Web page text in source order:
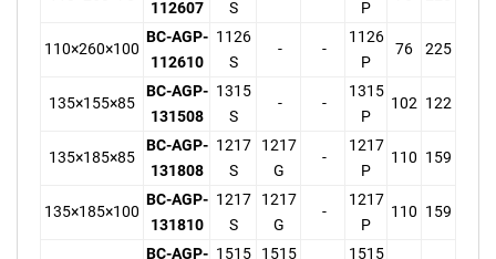
112607
S
P
110×260×100
BC-AGP-
112610
1126
S
- -
1126
P
76 225
135×155×85
BC-AGP-
131508
1315
S
- -
1315
P
102 122
135×185×85
BC-AGP-
131808
1217
S
1217
G
-
1217
P
110 159
135×185×100
BC-AGP-
131810
1217
S
1217
G
-
1217
P
110 159
BC-AGP- 1515 1515 1515